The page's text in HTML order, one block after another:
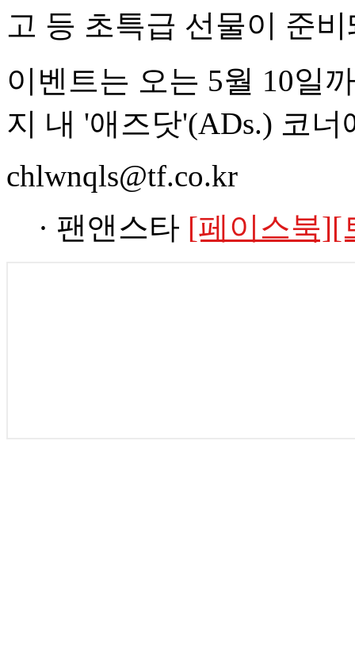
고 등 초특급 선물이 준
이벤트는 오는 5월 10일
지 내 '애즈닷'(ADs.) 코
chlwnqls@tf.co.kr
· 팬앤스타 [페이스북][